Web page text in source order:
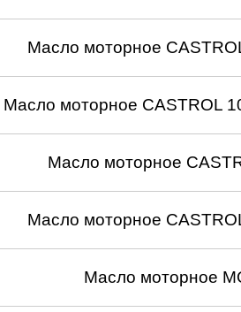
Масло моторное
Масло моторное CASTROL
Масло моторное
Масло моторное
Масло моторное